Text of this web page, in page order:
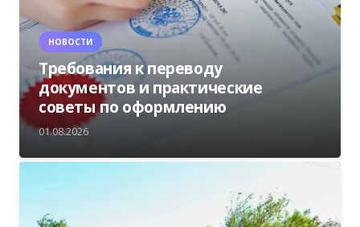
НОВОСТИ
Требования к переводу
документов и практические
советы по оформлению
01.08.2026